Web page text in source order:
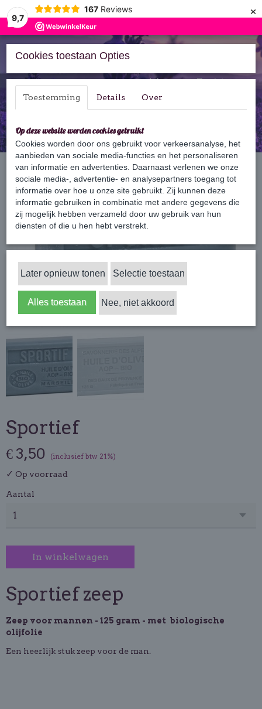
9,7
167 Reviews ×
Inloggen Registreren
Home › Zeep › 125 gram zeep › Sportief
Sportief
€ 3,50 (inclusief btw 21%)
✓ Op voorraad
Aantal
In winkelwagen
Sportief zeep
Zeep voor mannen - 125 gram - met biologische
olijfolie
Een heerlijk stuk zeep voor de man.
Cookies toestaan Opties
Toestemming Details Over
Op deze website worden cookies gebruikt
Cookies worden door ons gebruikt voor verkeersanalyse, het
aanbieden van sociale media-functies en het personaliseren
van informatie en advertenties. Daarnaast verlenen we onze
sociale media-, advertentie- en analysepartners toegang tot
informatie over hoe u onze site gebruikt. Zij kunnen deze
informatie gebruiken in combinatie met andere gegevens die
zij mogelijk hebben verzameld door uw gebruik van hun
diensten of die u hen hebt verstrekt.
Later opnieuw tonen Selectie toestaan
Alles toestaan Nee, niet akkoord